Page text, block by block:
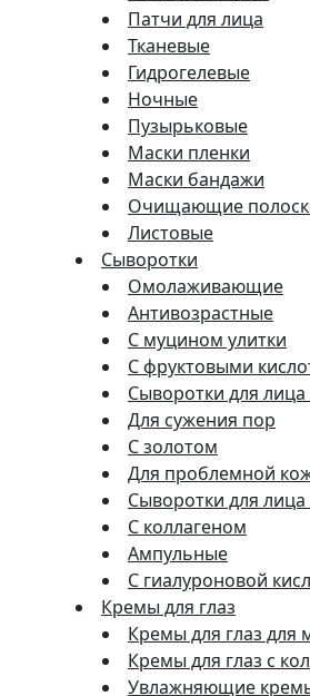
Патчи для лица
Тканевые
Гидрогелевые
Ночные
Пузырьковые
Маски пленки
Маски бандажи
Очищающие
Листовые
Сыворотки
Омолаживающие
Антивозрастные
С муцином улитки
С фруктовыми
Сыворотки для
Для сужения пор
С золотом
Для проблемной
Сыворотки для
С коллагеном
Ампульные
С гиалуроновой
Кремы для глаз
Кремы для глаз для
Кремы для глаз с
Увлажняющие